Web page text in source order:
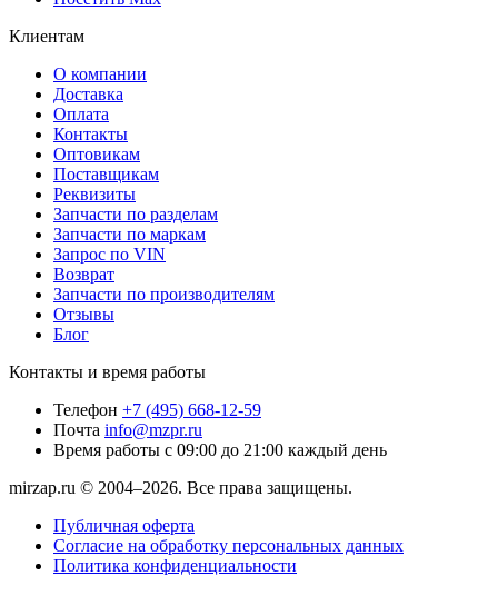
Клиентам
О компании
Доставка
Оплата
Контакты
Оптовикам
Поставщикам
Реквизиты
Запчасти по разделам
Запчасти по маркам
Запрос по VIN
Возврат
Запчасти по производителям
Отзывы
Блог
Контакты и время работы
Телефон +7 (495) 668-12-59
Почта info@mzpr.ru
Время работы с 09:00 до 21:00 каждый день
mirzap.ru © 2004–2026. Все права защищены.
Публичная оферта
Согласие на обработку персональных данных
Политика конфиденциальности